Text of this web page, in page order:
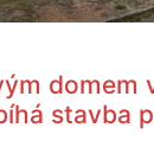
domem
stavba